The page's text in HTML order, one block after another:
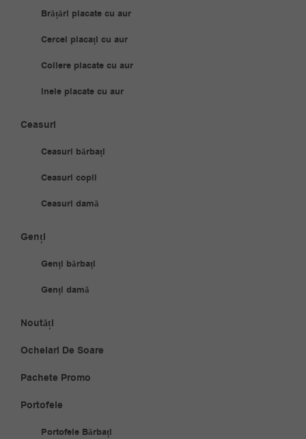
Brățări placate cu aur
Cercei placați cu aur
Coliere placate cu aur
Inele placate cu aur
Ceasuri
Ceasuri bărbați
Ceasuri copii
Ceasuri damă
Genți
Genți bărbați
Genți damă
Noutăți
Ochelari De Soare
Pachete Promo
Portofele
Portofele Bărbați